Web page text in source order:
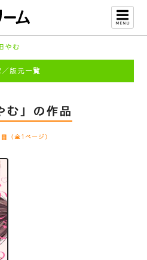
やむ
版元一覧
む」の作品
（全1ページ）